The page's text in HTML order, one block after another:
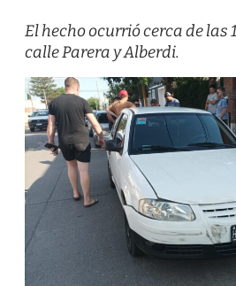
El hecho ocurrió cerca de las
calle Parera y Alberdi.